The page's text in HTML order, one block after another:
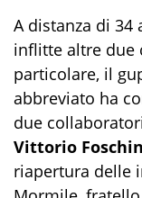
A distanza di 34
inflitte altre due
particolare, il
abbreviato ha
due
Vittorio
riapertura delle